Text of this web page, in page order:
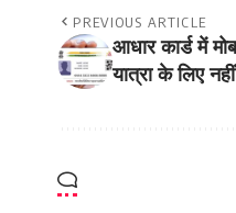
PREVIOUS ARTICLE
आधार कार्ड में
यात्रा के लिए